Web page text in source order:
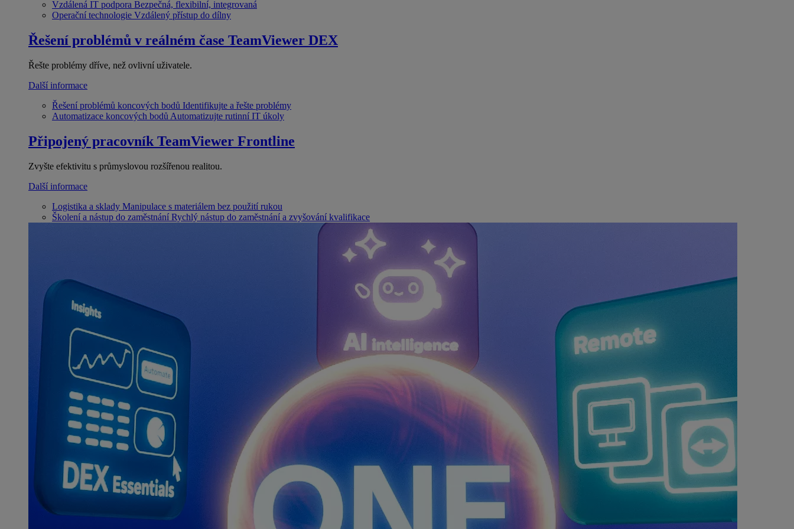
Vzdálená IT podpora Bezpečná, flexibilní, integrovaná
Operační technologie Vzdálený přístup do dílny
Řešení problémů v reálném čase TeamViewer DEX
Řešte problémy dříve, než ovlivní uživatele.
Další informace
Řešení problémů koncových bodů Identifikujte a řešte problémy
Automatizace koncových bodů Automatizujte rutinní IT úkoly
Připojený pracovník TeamViewer Frontline
Zvyšte efektivitu s průmyslovou rozšířenou realitou.
Další informace
Logistika a sklady Manipulace s materiálem bez použití rukou
Školení a nástup do zaměstnání Rychlý nástup do zaměstnání a zvyšování kvalifikace